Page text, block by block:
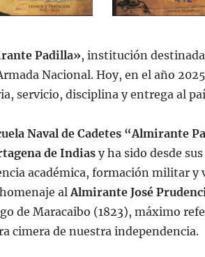
Padilla», institución
Nacional. Hoy, en el año
servicio, disciplina y entrega al
Naval de Cadetes “Almirante
de Indiasy ha sido desde
académica, formación militar y
alAlmirante José
de Maracaibo (1823), máximo
cimera de nuestra independencia.